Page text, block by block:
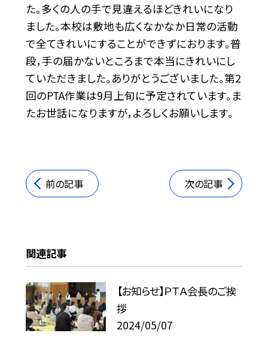
た。多くの人の手で見違えるほどきれいになり
ました。本校は敷地も広くなかなか日常の活動
で全てきれいにすることができずにおります。普
段，手の届かないところまで本当にきれいにし
ていただきました。ありがとうございました。第2
回のPTA作業は9月上旬に予定されています。ま
たお世話になりますが，よろしくお願いします。
前の記事 次の記事
関連記事
【お知らせ】ＰＴＡ会長のご挨
拶
2024/05/07